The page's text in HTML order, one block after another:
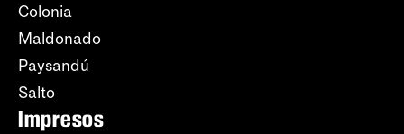
Colonia
Maldonado
Paysandú
Salto
Impresos